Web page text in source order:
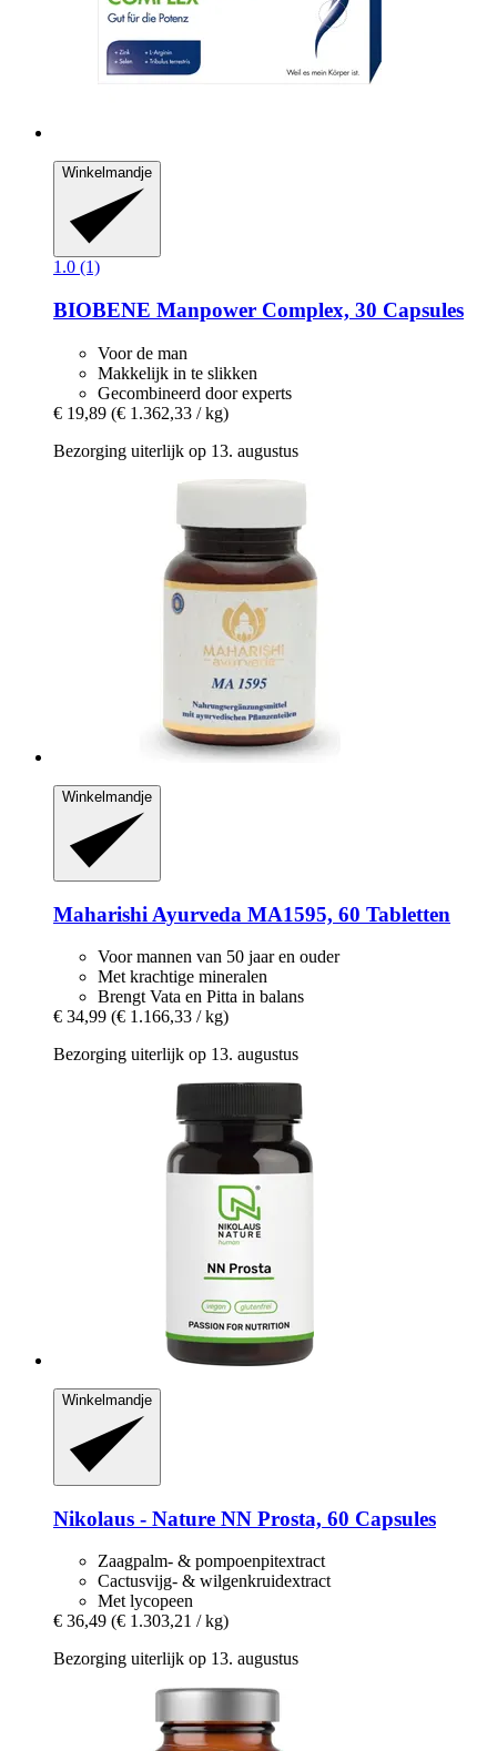
Winkelmandje
1.0 (1)
BIOBENE Manpower Complex, 30 Capsules
Voor de man
Makkelijk in te slikken
Gecombineerd door experts
€ 19,89 (€ 1.362,33 / kg)
Bezorging uiterlijk op 13. augustus
Winkelmandje
Maharishi Ayurveda MA1595, 60 Tabletten
Voor mannen van 50 jaar en ouder
Met krachtige mineralen
Brengt Vata en Pitta in balans
€ 34,99 (€ 1.166,33 / kg)
Bezorging uiterlijk op 13. augustus
Winkelmandje
Nikolaus - Nature NN Prosta, 60 Capsules
Zaagpalm- & pompoenpitextract
Cactusvijg- & wilgenkruidextract
Met lycopeen
€ 36,49 (€ 1.303,21 / kg)
Bezorging uiterlijk op 13. augustus